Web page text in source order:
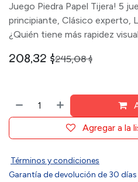
Juego Piedra Papel Tijera! 5
principiante, Clásico experto,
¿Quién tiene más rapidez
208,32 $245,08$
Agregar a la
Términos y condiciones
Garantía de devolución de 30 días